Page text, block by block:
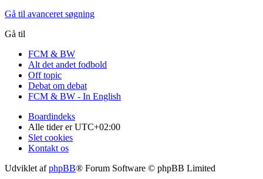
Gå til avanceret søgning
Gå til
FCM & BW
Alt det andet fodbold
Off topic
Debat om debat
FCM & BW - In English
Boardindeks
Alle tider erUTC+02:00
Slet cookies
Kontakt os
Udviklet afphpBB® Forum Software © phpBB Limited